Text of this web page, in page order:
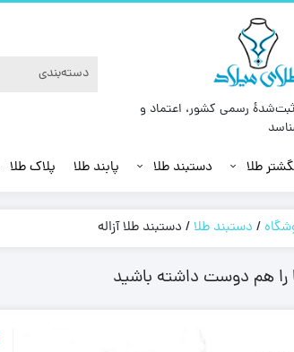
ثبت‌شدهٔ رسمی کشور، اعتماد و
طلا دستبند طلا پابند طلا پلاک طلا
/ دستبند طلا/ دستبند طلا آزاله
را هم دوست داشته باشید